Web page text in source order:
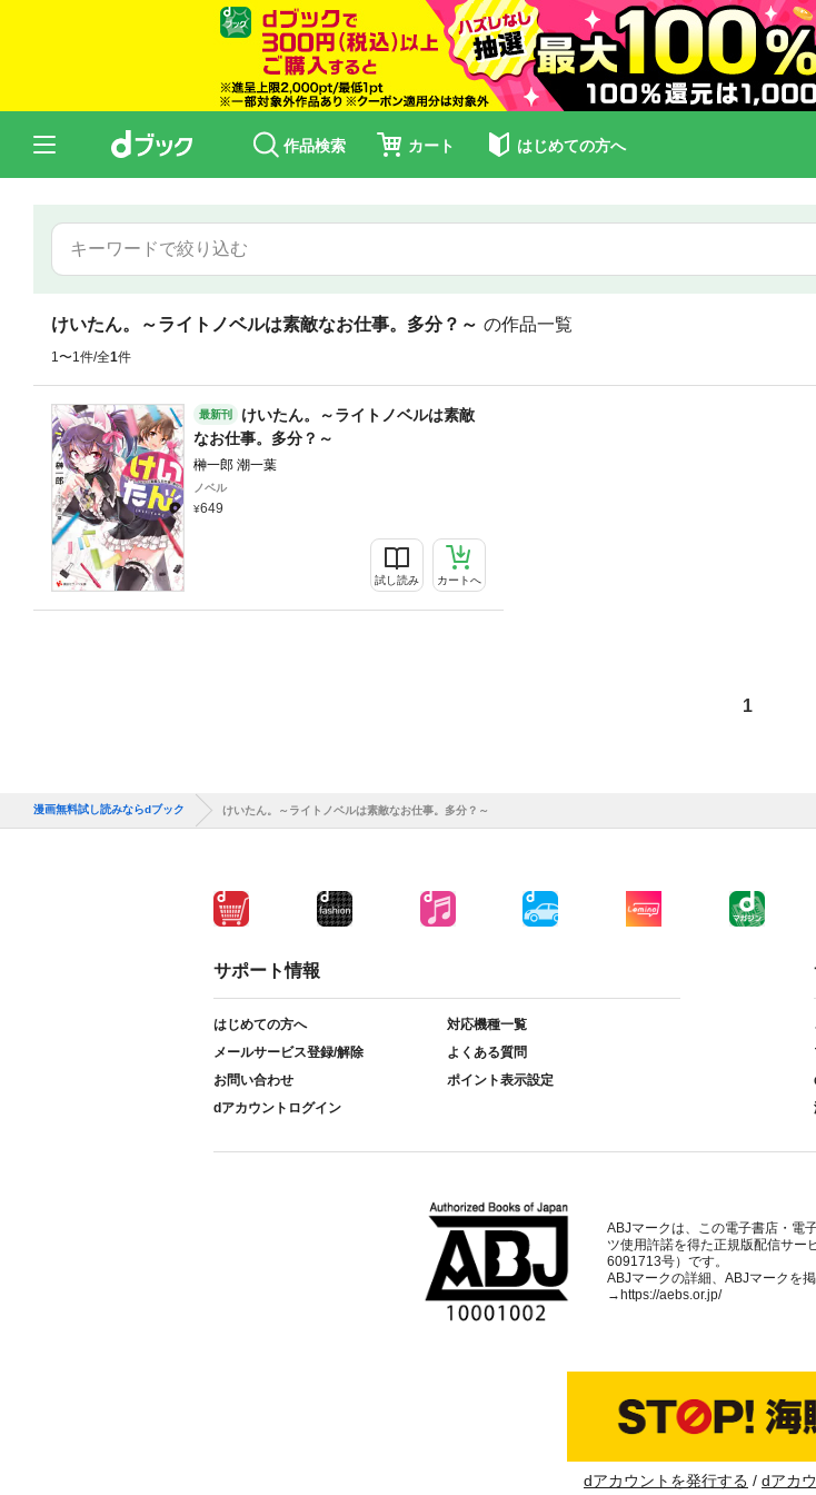
作品検索 カート はじめての方へ
けいたん。～ライトノベルは素敵なお仕事。多分？～ の作品一覧
1〜1件/全1件
最新刊
けいたん。～ライトノベルは素敵
なお仕事。多分？～
榊一郎 潮一葉
ノベル
649
試し読み カートへ
1
漫画無料試し読みならdブック けいたん。～ライトノベルは素敵なお仕事。多分？～
サポート情報
はじめての方へ
対応機種一覧
メールサービス登録/解除
よくある質問
お問い合わせ
ポイント表示設定
dアカウントログイン
ABJマークは、この電子書店・電
ツ使用許諾を得た正規版配信サー
6091713号）です。
ABJマークの詳細、ABJマークを
→https://aebs.or.jp/
dアカウントを発行する dアカ